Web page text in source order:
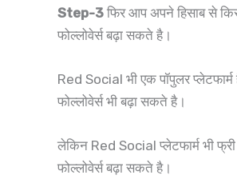
Step-3 फिर आप अपने हिसाब से
फोल्लोवेर्स बढ़ा सकते है।
Red Social भी एक पॉपुलर
फोल्लोवेर्स भी बढ़ा सकते है।
लेकिन Red Social प्लेटफार्म भी
फोल्लोवेर्स बढ़ा सकते है।